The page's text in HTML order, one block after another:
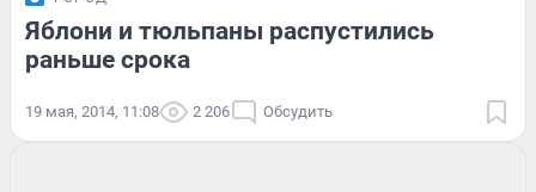
Яблони и тюльпаны распустились
раньше срока
19 мая, 2014, 11:08 2 206 Обсудить